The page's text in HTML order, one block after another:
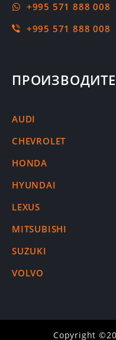
+995 571 888 008
+995 571 888 008
AUDI
CHEVROLET
HONDA
HYUNDAI
LEXUS
MITSUBISHI
SUZUKI
VOLVO
Copyright